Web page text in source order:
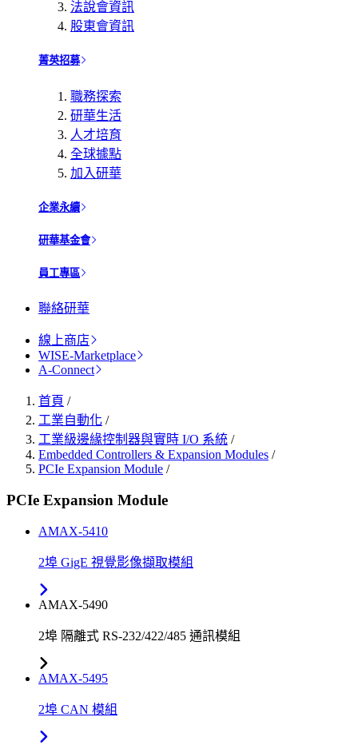
法說會資訊
股東會資訊
菁英招募
職務探索
研華生活
人才培育
全球據點
加入研華
企業永續
研華基金會
員工專區
聯絡研華
線上商店
WISE-Marketplace
A-Connect
首頁 /
工業自動化 /
工業級邊緣控制器與實時 I/O 系統 /
Embedded Controllers & Expansion Modules /
PCIe Expansion Module /
PCIe Expansion Module
AMAX-5410
2埠 GigE 視覺影像擷取模組
AMAX-5490
2埠 隔離式 RS-232/422/485 通訊模組
AMAX-5495
2埠 CAN 模組